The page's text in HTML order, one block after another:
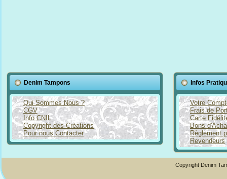
Denim Tampons
Qui Sommes Nous ?
CGV
Info CNIL
Copyright des Créations
Pour nous Contacter
Infos
Votre
Frais de
Carte
Bons
Règlement
Revendeurs
Copyright Denim